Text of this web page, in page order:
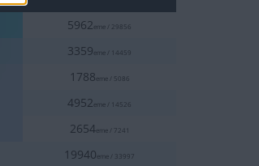
5962eme / 29856
3359eme / 14459
1788eme / 5086
4952eme / 14526
2654eme / 7241
19940eme / 33997